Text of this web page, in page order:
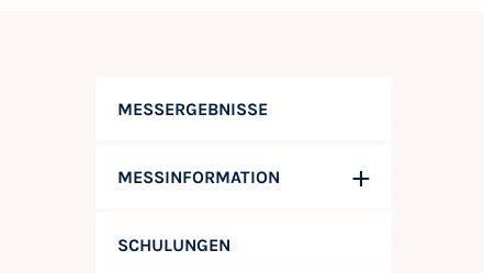
MESSERGEBNISSE
MESSINFORMATION
SCHULUNGEN